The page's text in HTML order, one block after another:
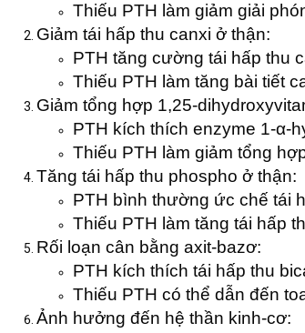
Thiếu PTH làm giảm giải
Giảm tái hấp thu canxi ở thận:
PTH tăng cường tái hấp thu
Thiếu PTH làm tăng bài tiết
Giảm tổng hợp 1,25-
PTH kích thích enzyme 1-α-
Thiếu PTH làm giảm tổng
Tăng tái hấp thu phospho ở thận:
PTH bình thường ức chế tái
Thiếu PTH làm tăng tái hấp
Rối loạn cân bằng axit-bazơ:
PTH kích thích tái hấp thu
Thiếu PTH có thể dẫn đến
Ảnh hưởng đến hệ thần kinh-cơ: